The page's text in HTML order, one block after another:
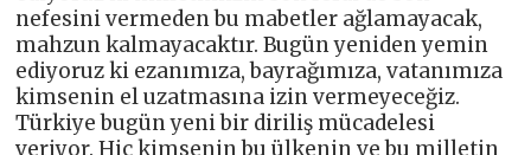
nefesini vermeden bu mabetler ağlamayacak,
mahzun kalmayacaktır. Bugün yeniden yemin
ediyoruz ki ezanımıza, bayrağımıza, vatanımıza
kimsenin el uzatmasına izin vermeyeceğiz.
Türkiye bugün yeni bir diriliş mücadelesi
veriyor. Hiç kimsenin bu ülkenin ve bu milletin